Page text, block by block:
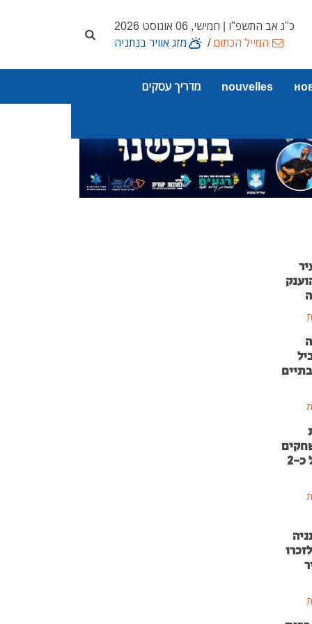
כ"ג אב התשפ"ו | חמישי, 06 אוגוסט 2026
המייל הכתום/ מזג אוויר בנתניה
nouvelles מדריך עסקים
בהשקעה של כ-2